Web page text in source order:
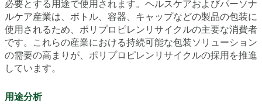
必要とする用途で使用されます。ヘルスケアおよびパーソナ
ルケア産業は、ボトル、容器、キャップなどの製品の包装に
使用されるため、ポリプロピレンリサイクルの主要な消費者
です。これらの産業における持続可能な包装ソリューション
の需要の高まりが、ポリプロピレンリサイクルの採用を推進
しています。
用途分析